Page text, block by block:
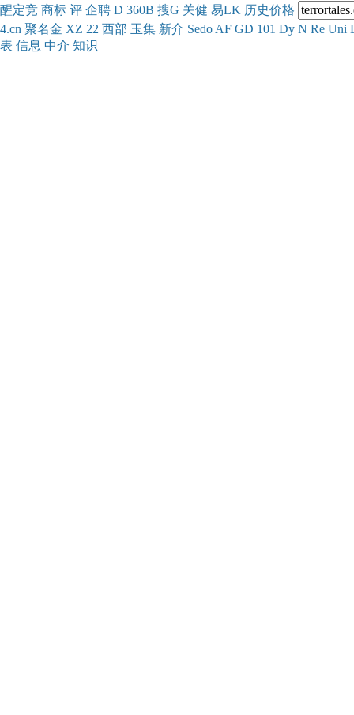
醒定竞 商标 评 企聘 D 360B 搜G 关健 易LK 历史价格
4.cn 聚名金 XZ 22 西部 玉集 新介 Sedo AF GD 101 Dy N Re Uni
表 信息 中介 知识